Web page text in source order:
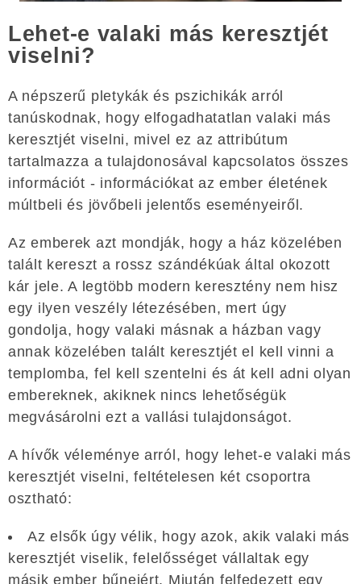
Lehet-e valaki más keresztjét
viselni?
A népszerű pletykák és pszichikák arról
tanúskodnak, hogy elfogadhatatlan valaki más
keresztjét viselni, mivel ez az attribútum
tartalmazza a tulajdonosával kapcsolatos összes
információt - információkat az ember életének
múltbeli és jövőbeli jelentős eseményeiről.
Az emberek azt mondják, hogy a ház közelében
talált kereszt a rossz szándékúak által okozott
kár jele. A legtöbb modern keresztény nem hisz
egy ilyen veszély létezésében, mert úgy
gondolja, hogy valaki másnak a házban vagy
annak közelében talált keresztjét el kell vinni a
templomba, fel kell szentelni és át kell adni olyan
embereknek, akiknek nincs lehetőségük
megvásárolni ezt a vallási tulajdonságot.
A hívők véleménye arról, hogy lehet-e valaki más
keresztjét viselni, feltételesen két csoportra
osztható:
Az elsők úgy vélik, hogy azok, akik valaki más
keresztjét viselik, felelősséget vállaltak egy
másik ember bűneiért. Miután felfedezett egy